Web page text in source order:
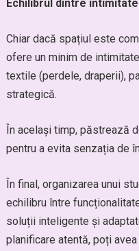
Echilibrul dintre
Chiar dacă spațiul este
ofere un minim de
textile (perdele, draperii),
strategică.
În același timp, păstrează
pentru a evita senzația de
În final, organizarea unui
echilibru între
soluții inteligente și
planificare atentă, poți